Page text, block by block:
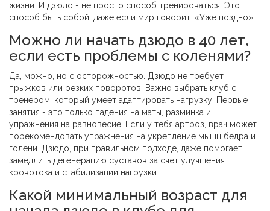
жизни. И дзюдо - не просто способ тренироваться. Это
способ быть собой, даже если мир говорит: «Уже поздно».
Можно ли начать дзюдо в 40 лет,
если есть проблемы с коленями?
Да, можно, но с осторожностью. Дзюдо не требует
прыжков или резких поворотов. Важно выбрать клуб с
тренером, который умеет адаптировать нагрузку. Первые
занятия - это только падения на маты, разминка и
упражнения на равновесие. Если у тебя артроз, врач может
порекомендовать упражнения на укрепление мышц бедра и
голени. Дзюдо, при правильном подходе, даже помогает
замедлить дегенерацию суставов за счёт улучшения
кровотока и стабилизации нагрузки.
Какой минимальный возраст для